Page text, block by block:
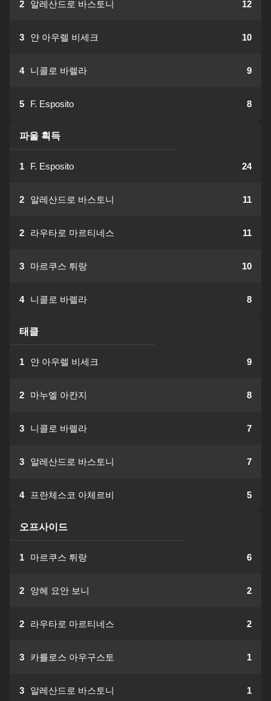
2 알레산드로 바스토니 12
3 얀 아우렐 비세크 10
4 니콜로 바렐라 9
5 F. Esposito 8
파울 획득
1 F. Esposito 24
2 알레산드로 바스토니 11
2 라우타로 마르티네스 11
3 마르쿠스 튀랑 10
4 니콜로 바렐라 8
태클
1 얀 아우렐 비세크 9
2 마누엘 아칸지 8
3 니콜로 바렐라 7
3 알레산드로 바스토니 7
4 프란체스코 아체르비 5
오프사이드
1 마르쿠스 튀랑 6
2 앙헤 요안 보니 2
2 라우타로 마르티네스 2
3 카를로스 아우구스토 1
3 알레산드로 바스토니 1